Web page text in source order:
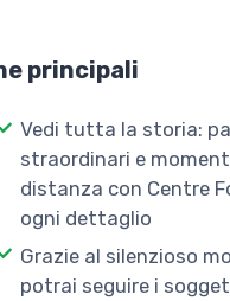
principali
Vedi tutta la storia:
straordinari e
distanza con Centre
ogni dettaglio
Grazie al silenzioso
potrai seguire i